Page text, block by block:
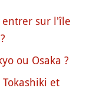
sur l'île
ou Osaka ?
et